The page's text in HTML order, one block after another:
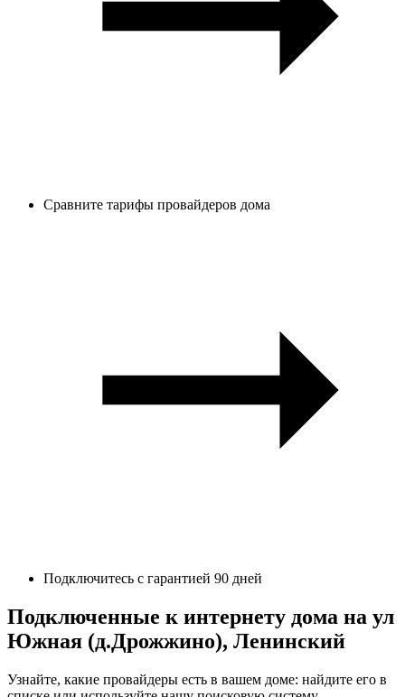
Сравните тарифы провайдеров дома
Подключитесь с гарантией 90 дней
Подключенные к интернету дома на ул
Южная (д.Дрожжино), Ленинский
Узнайте, какие провайдеры есть в вашем доме: найдите его в